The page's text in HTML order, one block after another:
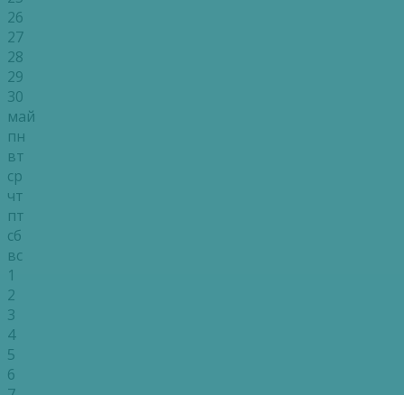
26
27
28
29
30
май
пн
вт
ср
чт
пт
сб
вс
1
2
3
4
5
6